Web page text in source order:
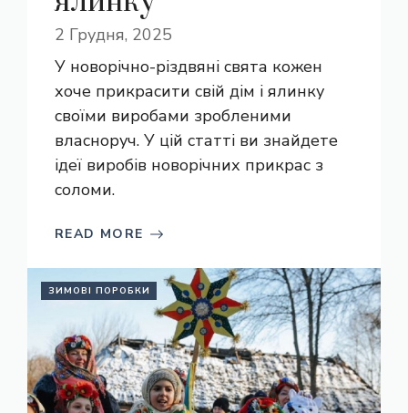
2 Грудня, 2025
У новорічно-різдвяні свята кожен
хоче прикрасити свій дім і ялинку
своїми виробами зробленими
власноруч. У цій статті ви знайдете
ідеї виробів новорічних прикрас з
соломи.
READ MORE
ЗИМОВІ ПОРОБКИ